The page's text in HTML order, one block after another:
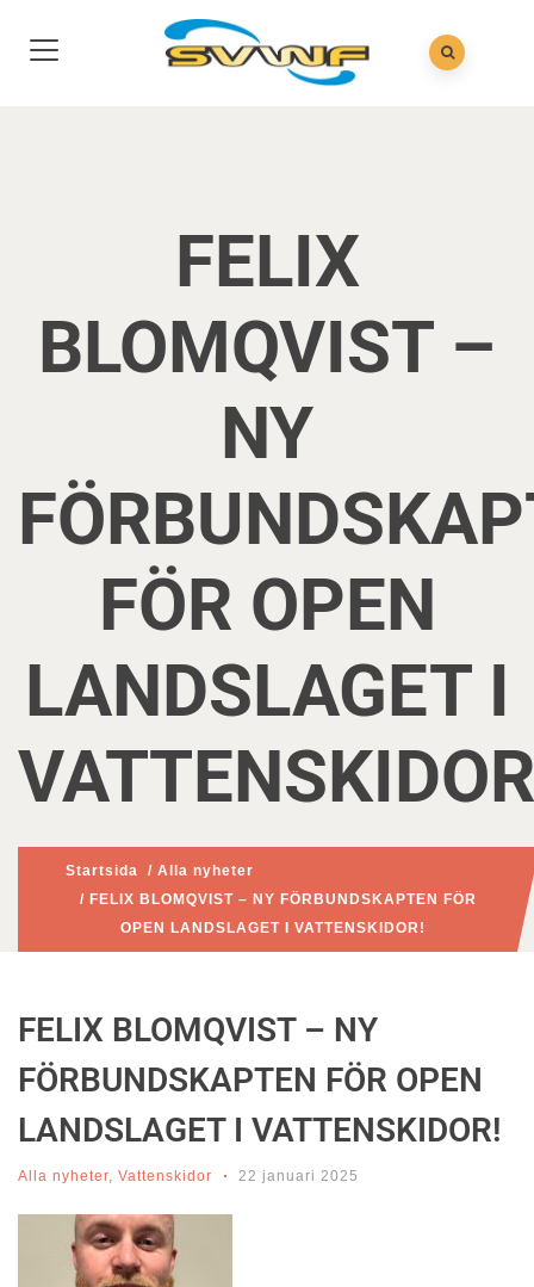
FELIX
BLOMQVIST –
NY
FÖR OPEN
LANDSLAGET I
Startsida / Alla nyheter
/ FELIX BLOMQVIST – NY FÖRBUNDSKAPTEN FÖR
OPEN LANDSLAGET I VATTENSKIDOR!
FELIX BLOMQVIST – NY
FÖRBUNDSKAPTEN FÖR OPEN
LANDSLAGET I VATTENSKIDOR!
Alla nyheter, Vattenskidor 22 januari 2025